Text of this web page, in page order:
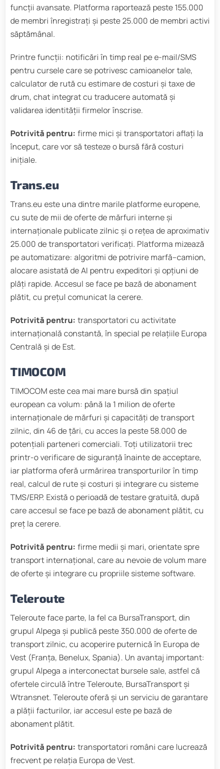
funcții avansate. Platforma raportează peste 155.000
de membri înregistrați și peste 25.000 de membri activi
săptămânal.
Printre funcții: notificări în timp real pe e-mail/SMS
pentru cursele care se potrivesc camioanelor tale,
calculator de rută cu estimare de costuri și taxe de
drum, chat integrat cu traducere automată și
validarea identității firmelor înscrise.
Potrivită pentru: firme mici și transportatori aflați la
început, care vor să testeze o bursă fără costuri
inițiale.
Trans.eu
Trans.eu este una dintre marile platforme europene,
cu sute de mii de oferte de mărfuri interne și
internaționale publicate zilnic și o rețea de aproximativ
25.000 de transportatori verificați. Platforma mizează
pe automatizare: algoritmi de potrivire marfă–camion,
alocare asistată de AI pentru expeditori și opțiuni de
plăți rapide. Accesul se face pe bază de abonament
plătit, cu prețul comunicat la cerere.
Potrivită pentru: transportatori cu activitate
internațională constantă, în special pe relațiile Europa
Centrală și de Est.
TIMOCOM
TIMOCOM este cea mai mare bursă din spațiul
european ca volum: până la 1 milion de oferte
internaționale de mărfuri și capacități de transport
zilnic, din 46 de țări, cu acces la peste 58.000 de
potențiali parteneri comerciali. Toți utilizatorii trec
printr-o verificare de siguranță înainte de acceptare,
iar platforma oferă urmărirea transporturilor în timp
real, calcul de rute și costuri și integrare cu sisteme
TMS/ERP. Există o perioadă de testare gratuită, după
care accesul se face pe bază de abonament plătit, cu
preț la cerere.
Potrivită pentru: firme medii și mari, orientate spre
transport internațional, care au nevoie de volum mare
de oferte și integrare cu propriile sisteme software.
Teleroute
Teleroute face parte, la fel ca BursaTransport, din
grupul Alpega și publică peste 350.000 de oferte de
transport zilnic, cu acoperire puternică în Europa de
Vest (Franța, Benelux, Spania). Un avantaj important:
grupul Alpega a interconectat bursele sale, astfel că
ofertele circulă între Teleroute, BursaTransport și
Wtransnet. Teleroute oferă și un serviciu de garantare
a plății facturilor, iar accesul este pe bază de
abonament plătit.
Potrivită pentru: transportatori români care lucrează
frecvent pe relația Europa de Vest.